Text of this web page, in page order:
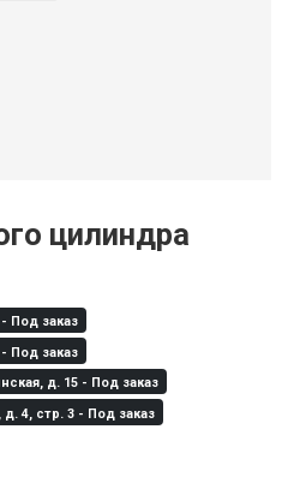
цилиндра
Под заказ
Под заказ
д. 15 - Под заказ
4, стр. 3 - Под заказ